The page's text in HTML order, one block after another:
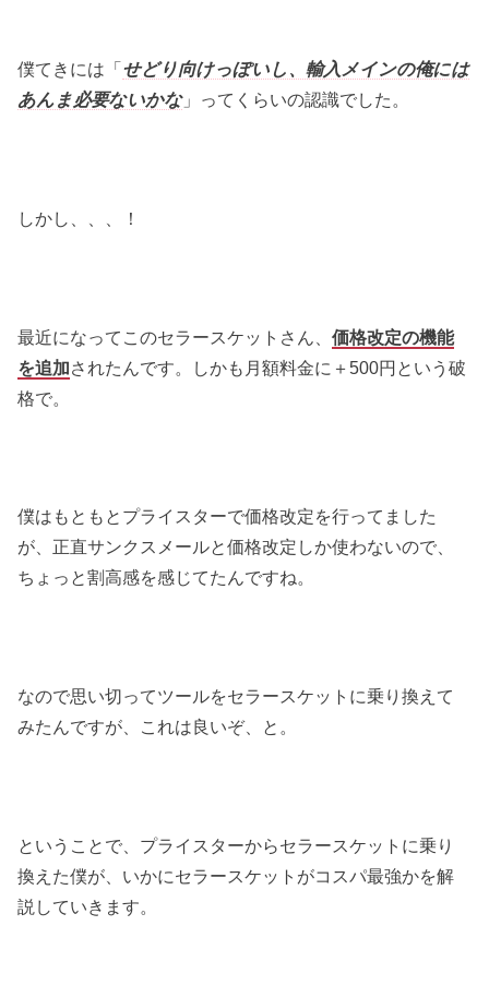
僕てきには「せどり向けっぽいし、輸入メインの俺には
あんま必要ないかな」ってくらいの認識でした。
しかし、、、！
最近になってこのセラースケットさん、価格改定の機能
を追加されたんです。しかも月額料金に＋500円という破
格で。
僕はもともとプライスターで価格改定を行ってました
が、正直サンクスメールと価格改定しか使わないので、
ちょっと割高感を感じてたんですね。
なので思い切ってツールをセラースケットに乗り換えて
みたんですが、これは良いぞ、と。
ということで、プライスターからセラースケットに乗り
換えた僕が、いかにセラースケットがコスパ最強かを解
説していきます。